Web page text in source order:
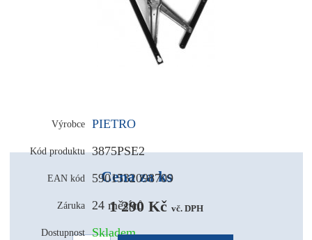
Výrobce PIETRO
Kód produktu 3875PSE2
EAN kód 5901532098709
Záruka 24 měsíců
Dostupnost Skladem
Cena za ks
1 290 Kč vč. DPH